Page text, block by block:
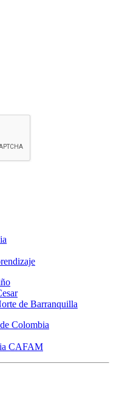
de Barranquilla
Colombia
CAFAM